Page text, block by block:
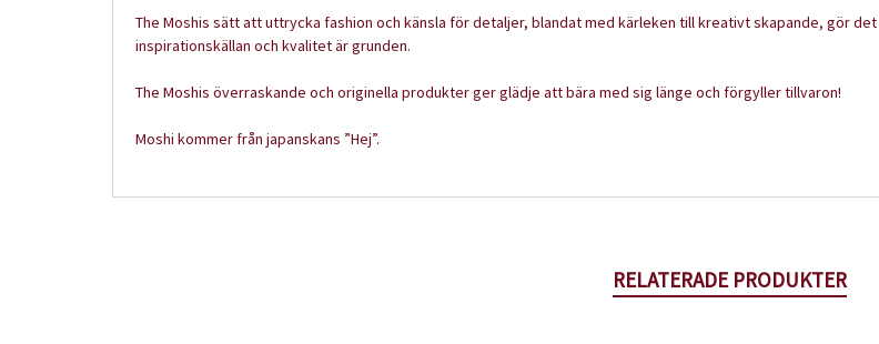
The Moshis sätt att uttrycka fashion och känsla för detaljer, blandat med kärleken till kreativt skapande, gör
inspirationskällan och kvalitet är grunden.
The Moshis överraskande och originella produkter ger glädje att bära med sig länge och förgyller tillvaron!
Moshi kommer från japanskans ”Hej”.
RELATERADE PRODUKTER